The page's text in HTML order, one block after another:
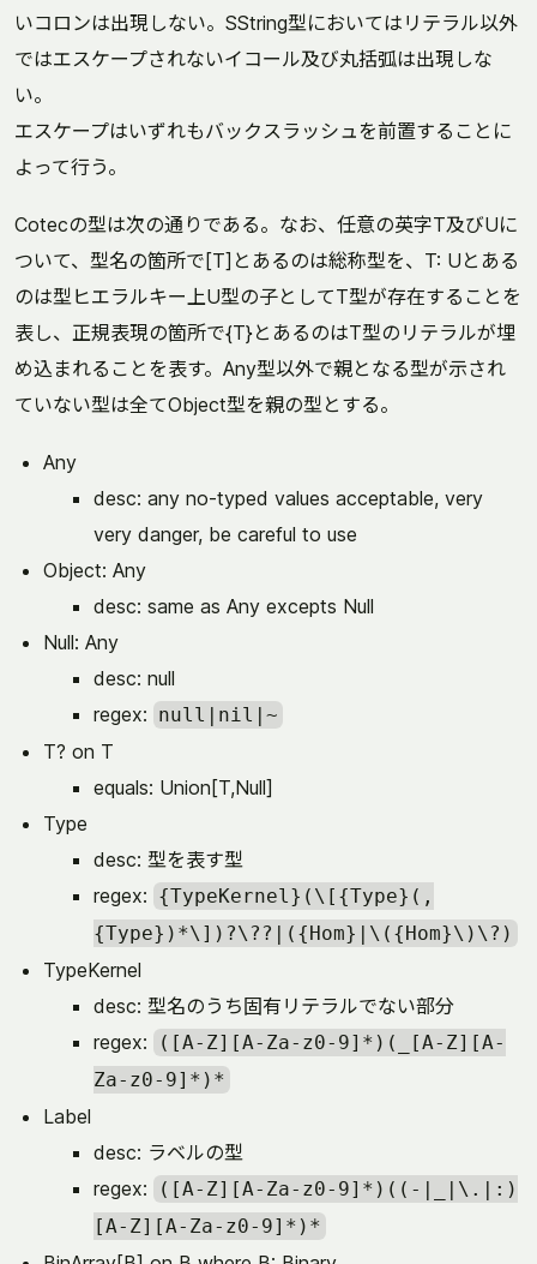
いコロンは出現しない。SString型においてはリテラル以外
ではエスケープされないイコール及び丸括弧は出現しな
い。
エスケープはいずれもバックスラッシュを前置することに
よって行う。
Cotecの型は次の通りである。なお、任意の英字T及びUに
ついて、型名の箇所で[T]とあるのは総称型を、T: Uとある
のは型ヒエラルキー上U型の子としてT型が存在することを
表し、正規表現の箇所で{T}とあるのはT型のリテラルが埋
め込まれることを表す。Any型以外で親となる型が示され
ていない型は全てObject型を親の型とする。
Any
desc: any no-typed values acceptable, very
very danger, be careful to use
Object: Any
desc: same as Any excepts Null
Null: Any
desc: null
regex: null|nil|~
T? on T
equals: Union[T,Null]
Type
desc: 型を表す型
regex: {TypeKernel}(\[{Type}(,
{Type})*\])?\??|({Hom}|\({Hom}\)\?)
TypeKernel
desc: 型名のうち固有リテラルでない部分
regex:
([A-Z][A-Za-z0-9]*)(_[A-Z][A-
Za-z0-9]*)*
Label
desc: ラベルの型
regex:
([A-Z][A-Za-z0-9]*)((-|_|\.|:)
[A-Z][A-Za-z0-9]*)*